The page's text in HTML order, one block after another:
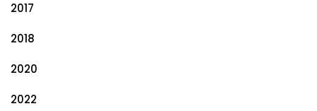
2017
2018
2020
2022